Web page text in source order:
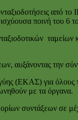
από το
ποινή του 6
ταμείων
αυξάνοντας την
(ΕΚΑΣ) για όλους
με τα όργανα.
συντάξεων σε